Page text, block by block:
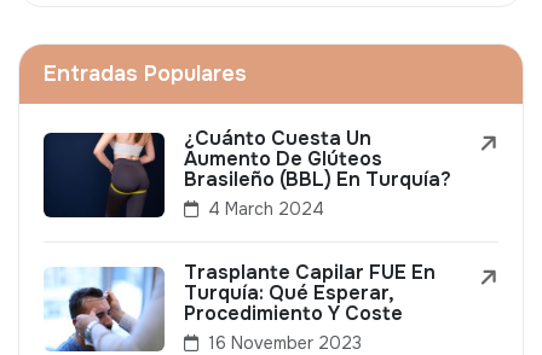
Entradas Populares
¿Cuánto Cuesta Un
Aumento De Glúteos
Brasileño (BBL) En Turquía?
4 March 2024
Trasplante Capilar FUE En
Turquía: Qué Esperar,
Procedimiento Y Coste
16 November 2023